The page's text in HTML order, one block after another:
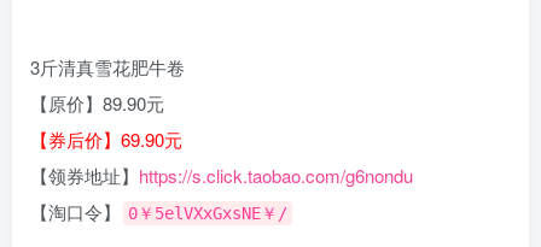
3斤清真雪花肥牛卷
【原价】89.90元
【券后价】69.90元
【领券地址】 https://s.click.taobao.com/g6nondu
【淘口令】
0￥5elVXxGxsNE￥/